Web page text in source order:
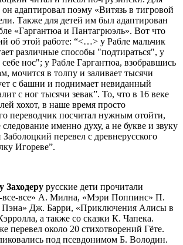
он адаптировал поэму «Витязь в тигровой
Также для детей им был адаптирован
«Гаргантюа и Пантагрюэль». Вот что
об этой работе: “<…> у Рабле мальчик
различные способы "подтираться", у
нос"; у Рабле Гаргантюа, взобравшись
мочится в толпу и заливает тысячи
с башни и поднимает невиданный
с ног тысячи зевак”. То, что в 16 веке
хохот, в наше время просто
переводчик посчитал нужным отойти,
именно духу, а не букве и звуку
перевел с древнерусского
Игореве”.
Заходеру русские дети прочитали
все» А. Милна, «Мэри Поппинс» П.
Пэна» Дж. Барри, «Приключения Алисы в
а также со сказки К. Чапека.
перевел около 20 стихотворений Гёте.
под псевдонимом Б. Володин.